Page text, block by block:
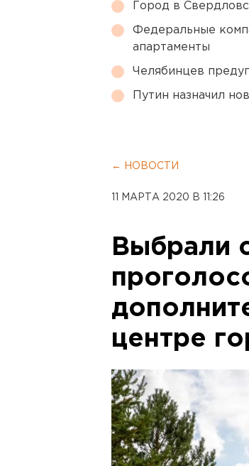
Город в
Федеральные
апартаменты
Челябинцев
Путин назначил
← НОВОСТИ
11 МАРТА 2020 В 11:26
Выбрали
центре